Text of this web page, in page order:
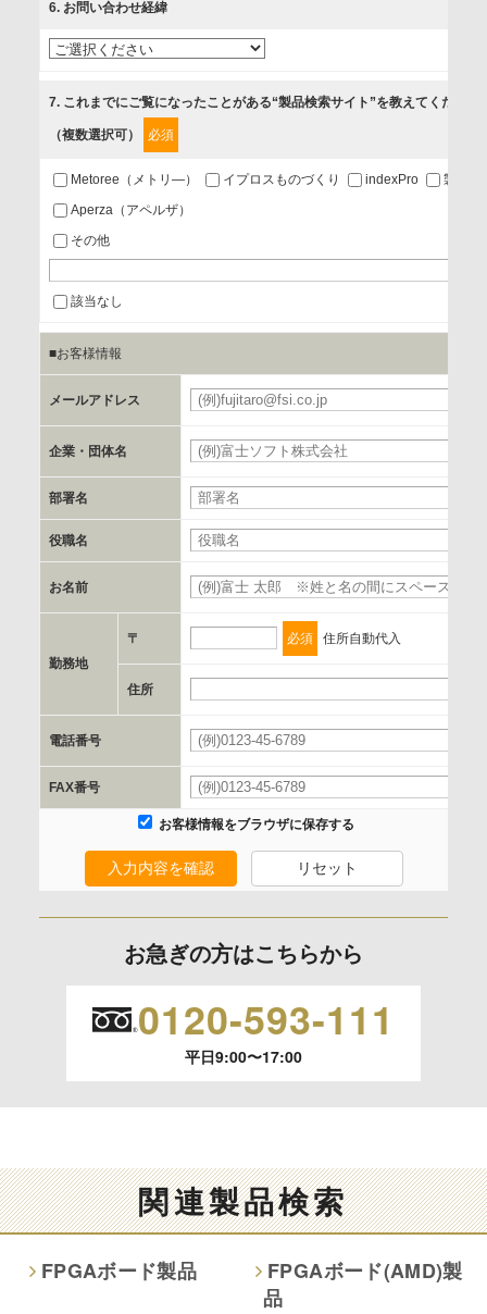
3.お客様の業務内容、及び興味、関心に応じた情報の提供
4.お客様満足度調査等のアンケートの依頼
第三者提供の有無
あり
a.個人情報の提供・利用目的
当該企業/団体のサービス等のご案内及び当該企業/団体からの
情報を提供するため
b.第三者に提供される個人データの項目
郵便番号、住所、電話番号、FAX番号、メールアドレス
c.第三者への提供の手段または手法
書類の送付又は電子的な方法
d.提供先および管理者
当社とイベント/セミナーを共同で開催する企業/団体
e.個人情報取り扱いに関する契約
当社と当該企業/団体とは、個人情報取扱に関する覚書の締結
を行います。
委託の有無
なし
保有個人データの開示等および問合わせ窓口について
の停止、消去および 第三者への提供の停止（「開示等」とい
開示等のご請求は、下記お問い合わせ先窓口へご連絡願いま
情報提供は任意ですが、情報を提供しなかった場合、情報の
項目によってはお問い合わせ等に
ご回答できない場合がございます。
本人が容易に認識できない方法による取得
6. お問い合わせ経緯
7. これまでにご覧になったことがある“製品検索サイト”を教えてください
（複数選択可） 必須
Metoree（メトリ―） イプロスものづくり indexPro
製品ナ
Aperza（アペルザ）
その他
該当なし
■お客様情報
メールアドレス
企業・団体名
部署名
役職名
お名前
勤務地
〒 必須 住所自動代入
住所
電話番号
FAX番号
お客様情報をブラウザに保存する
入力内容を確認 リセット
お急ぎの方はこちらから
0120-593-111
平日9:00〜17:00
関連製品検索
FPGAボード製品
FPGAボード(AMD)製
品